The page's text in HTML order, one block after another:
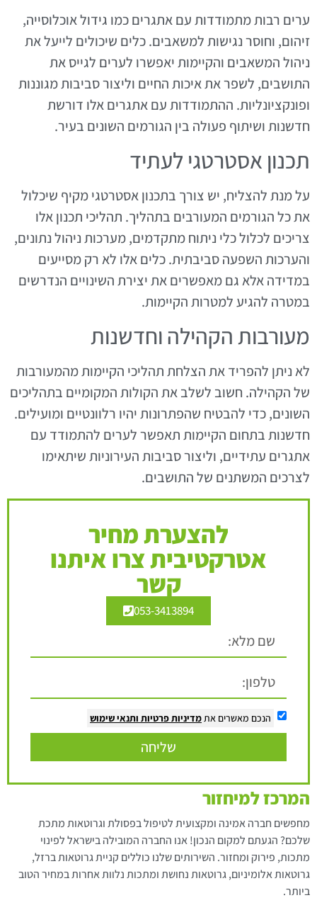
ערים רבות מתמודדות עם אתגרים כמו גידול אוכלוסייה,
זיהום, וחוסר נגישות למשאבים. כלים שיכולים לייעל את
ניהול המשאבים והקיימות יאפשרו לערים לגייס את
התושבים, לשפר את איכות החיים וליצור סביבות מגוננות
ופונקציונליות. ההתמודדות עם אתגרים אלו דורשת
חדשנות ושיתוף פעולה בין הגורמים השונים בעיר.
תכנון אסטרטגי לעתיד
על מנת להצליח, יש צורך בתכנון אסטרטגי מקיף שיכלול
את כל הגורמים המעורבים בתהליך. תהליכי תכנון אלו
צריכים לכלול כלי ניתוח מתקדמים, מערכות ניהול נתונים,
והערכות השפעה סביבתית. כלים אלו לא רק מסייעים
במדידה אלא גם מאפשרים את יצירת השינויים הנדרשים
במטרה להגיע למטרות הקיימות.
מעורבות הקהילה וחדשנות
לא ניתן להפריד את הצלחת תהליכי הקיימות מהמעורבות
של הקהילה. חשוב לשלב את הקולות המקומיים בתהליכים
השונים, כדי להבטיח שהפתרונות יהיו רלוונטיים ומועילים.
חדשנות בתחום הקיימות תאפשר לערים להתמודד עם
אתגרים עתידיים, וליצור סביבות העירוניות שיתאימו
לצרכים המשתנים של התושבים.
להצערת מחיר
אטרקטיבית צרו איתנו
קשר
053-3413894
הנכם מאשרים אתמדיניות פרטיות ותנאי שימוש
שליחה
המרכז למיחזור
מחפשים חברה אמינה ומקצועית לטיפול בפסולת וגרוטאות מתכת
שלכם? הגעתם למקום הנכון! אנו החברה המובילה בישראל לפינוי
מתכות, פירוק ומחזור. השירותים שלנו כוללים קניית גרוטאות ברזל,
גרוטאות אלומיניום, גרוטאות נחושת ומתכות נלוות אחרות במחיר הטוב
ביותר.